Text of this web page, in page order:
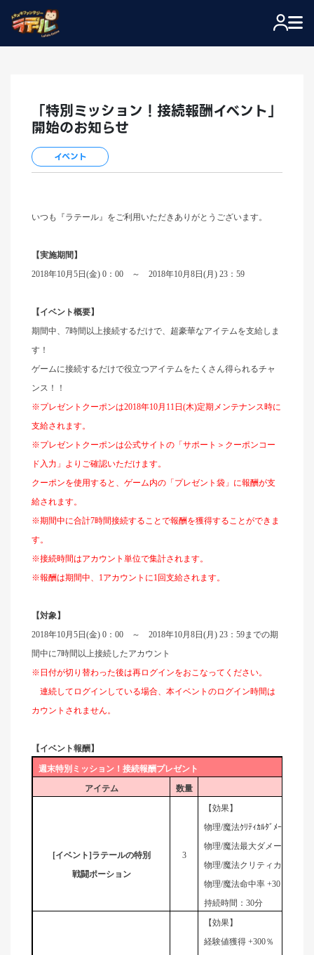
「特別ミッション！接続報酬イベント」
開始のお知らせ
イベント
いつも『ラテール』をご利用いただきありがとうございます。
【実施期間】
2018年10月5日(金) 0：00 ～ 2018年10月8日(月) 23：59
【イベント概要】
期間中、7時間以上接続するだけで、超豪華なアイテムを支給しま
す！
ゲームに接続するだけで役立つアイテムをたくさん得られるチャ
ンス！！
※プレゼントクーポンは2018年10月11日(木)定期メンテナンス時に
支給されます。
※プレゼントクーポンは公式サイトの「サポート＞クーポンコー
ド入力」よりご確認いただけます。
クーポンを使用すると、ゲーム内の 「 プレゼント袋」に報酬が支
給されます。
※期間中に合計7時間接続することで報酬を獲得することができま
す。
※接続時間はアカウント単位で集計されます。
※報酬は期間中、1アカウントに1回支給されます。
【対象】
2018年10月5日(金) 0：00 ～ 2018年10月8日(月) 23：59までの期
間中に7時間以上接続したアカウント
※日付が切り替わった後は再ログインをおこなってください。
連続してログインしている場合、本イベントのログイン時間は
カウントされません。
【イベント報酬】
週末特別ミッション！接続報酬プレゼント
アイテム
数量
[イベント]ラテールの特別
戦闘ポーション
3
【効果】
物理/魔法ｸﾘﾃｨｶﾙﾀﾞﾒｰｼﾞ +30％
物理/魔法最大ダメージ +30％
物理/魔法クリティカル確率
物理/魔法命中率 +30％
持続時間：30分
【効果】
経験値獲得 +300％